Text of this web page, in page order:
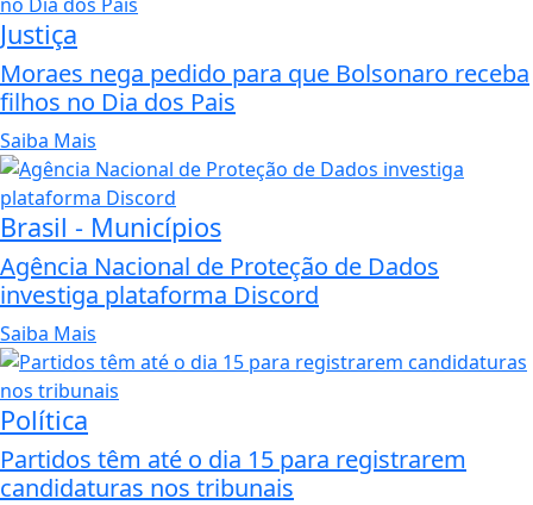
Justiça
Moraes nega pedido para que Bolsonaro receba
filhos no Dia dos Pais
Saiba Mais
Brasil - Municípios
Agência Nacional de Proteção de Dados
investiga plataforma Discord
Saiba Mais
Política
Partidos têm até o dia 15 para registrarem
candidaturas nos tribunais